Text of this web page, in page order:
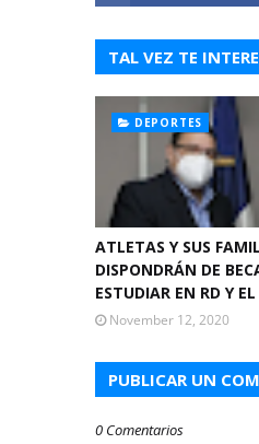
TAL VEZ TE
DEPORTES
ATLETAS Y SUS
DISPONDRÁN DE
ESTUDIAR EN RD Y
November 12, 2020
PUBLICAR UN
0 Comentarios